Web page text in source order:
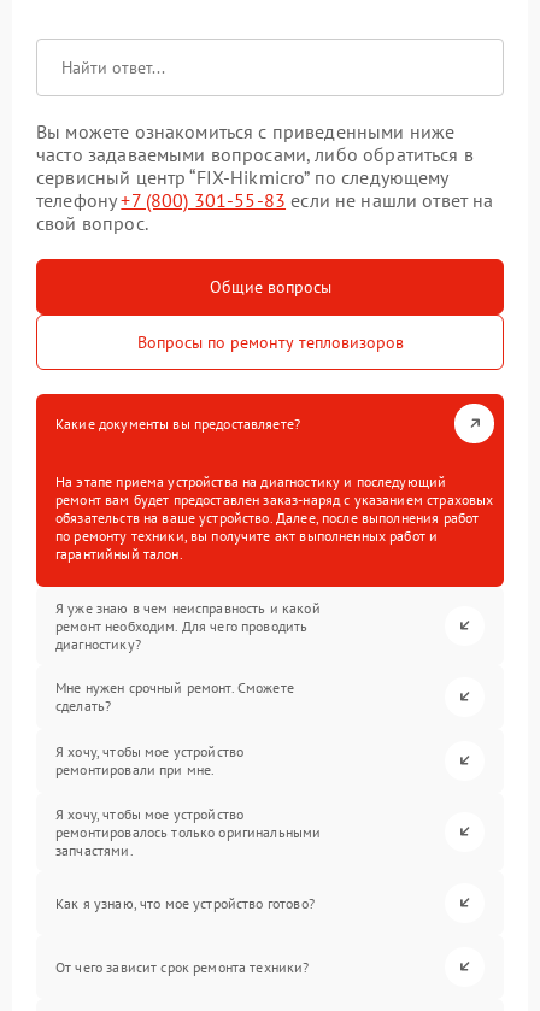
Вы можете ознакомиться с приведенными ниже
часто задаваемыми вопросами, либо обратиться в
сервисный центр “FIX-Hikmicro” по следующему
телефону+7 (800) 301-55-83 если не нашли ответ на
свой вопрос.
Общие вопросы
Вопросы по ремонту тепловизоров
Какие документы вы предоставляете?
На этапе приема устройства на диагностику и последующий
ремонт вам будет предоставлен заказ-наряд с указанием страховых
обязательств на ваше устройство. Далее, после выполнения работ
по ремонту техники, вы получите акт выполненных работ и
гарантийный талон.
Я уже знаю в чем неисправность и какой
ремонт необходим. Для чего проводить
диагностику?
Мне нужен срочный ремонт. Сможете
сделать?
Я хочу, чтобы мое устройство
ремонтировали при мне.
Я хочу, чтобы мое устройство
ремонтировалось только оригинальными
запчастями.
Как я узнаю, что мое устройство готово?
От чего зависит срок ремонта техники?